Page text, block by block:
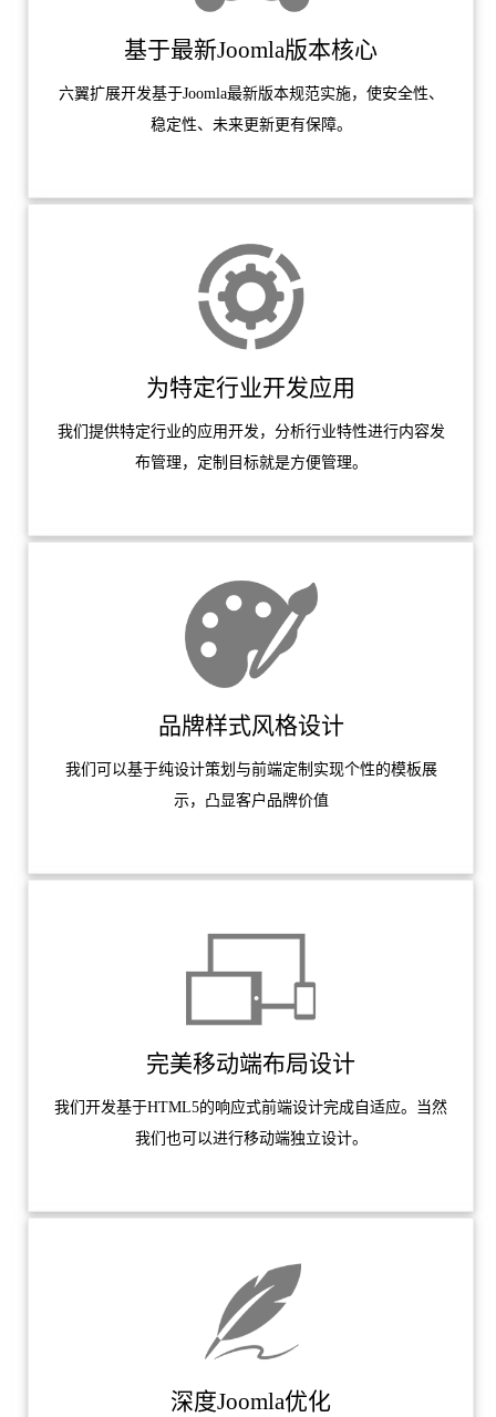
基于最新Joomla版本核心
六翼扩展开发基于Joomla最新版本规范实施，使安全性、
稳定性、未来更新更有保障。
为特定行业开发应用
我们提供特定行业的应用开发，分析行业特性进行内容发
布管理，定制目标就是方便管理。
品牌样式风格设计
我们可以基于纯设计策划与前端定制实现个性的模板展
示，凸显客户品牌价值
完美移动端布局设计
我们开发基于HTML5的响应式前端设计完成自适应。当然
我们也可以进行移动端独立设计。
深度Joomla优化